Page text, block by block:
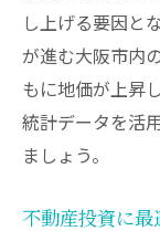
し上げる要因と
が進む大阪市内
もに地価が上昇
統計データを活
ましょう。
不動産投資に最